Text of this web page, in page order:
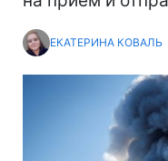
ЕКАТЕРИНА КОВАЛЬ